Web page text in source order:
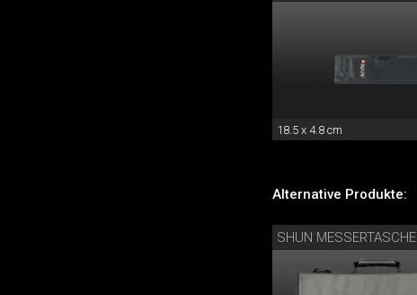
18.5 x 4.8 cm
Alternative Produkte:
SHUN MESSERTASCHE